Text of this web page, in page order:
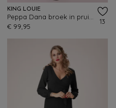
KING LOUIE
€ 99,95
13